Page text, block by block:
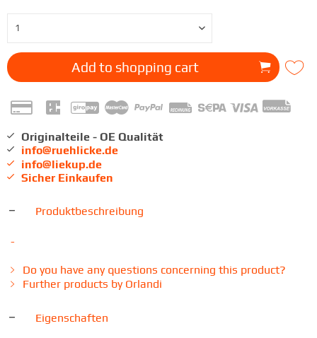
Add to shopping cart
Originalteile - OE Qualität
info@ruehlicke.de
info@liekup.de
Sicher Einkaufen
Produktbeschreibung
-
Do you have any questions concerning this product?
Further products by Orlandi
Eigenschaften